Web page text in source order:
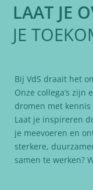
LAAT JE
JE
Bij VdS draait het
Onze collega’s zijn
dromen met
Laat je inspireren
je meevoeren en
sterkere,
samen te werken?